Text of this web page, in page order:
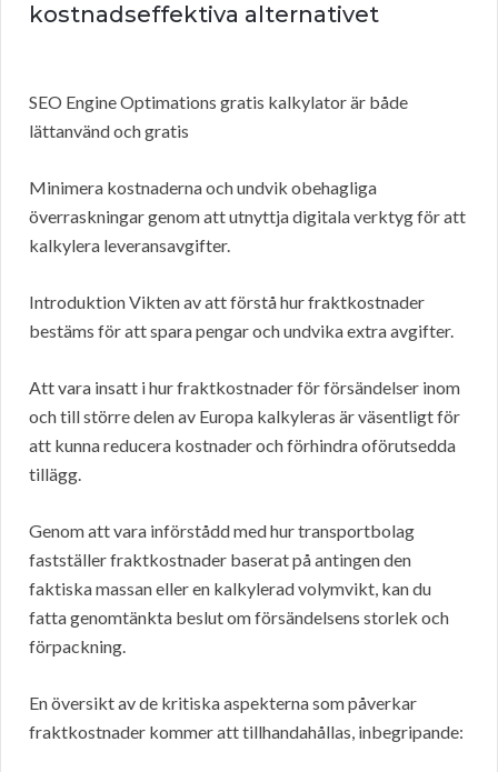
kostnadseffektiva alternativet
SEO Engine Optimations gratis kalkylator är både
lättanvänd och gratis
Minimera kostnaderna och undvik obehagliga
överraskningar genom att utnyttja digitala verktyg för att
kalkylera leveransavgifter.
Introduktion Vikten av att förstå hur fraktkostnader
bestäms för att spara pengar och undvika extra avgifter.
Att vara insatt i hur fraktkostnader för försändelser inom
och till större delen av Europa kalkyleras är väsentligt för
att kunna reducera kostnader och förhindra oförutsedda
tillägg.
Genom att vara införstådd med hur transportbolag
fastställer fraktkostnader baserat på antingen den
faktiska massan eller en kalkylerad volymvikt, kan du
fatta genomtänkta beslut om försändelsens storlek och
förpackning.
En översikt av de kritiska aspekterna som påverkar
fraktkostnader kommer att tillhandahållas, inbegripande: